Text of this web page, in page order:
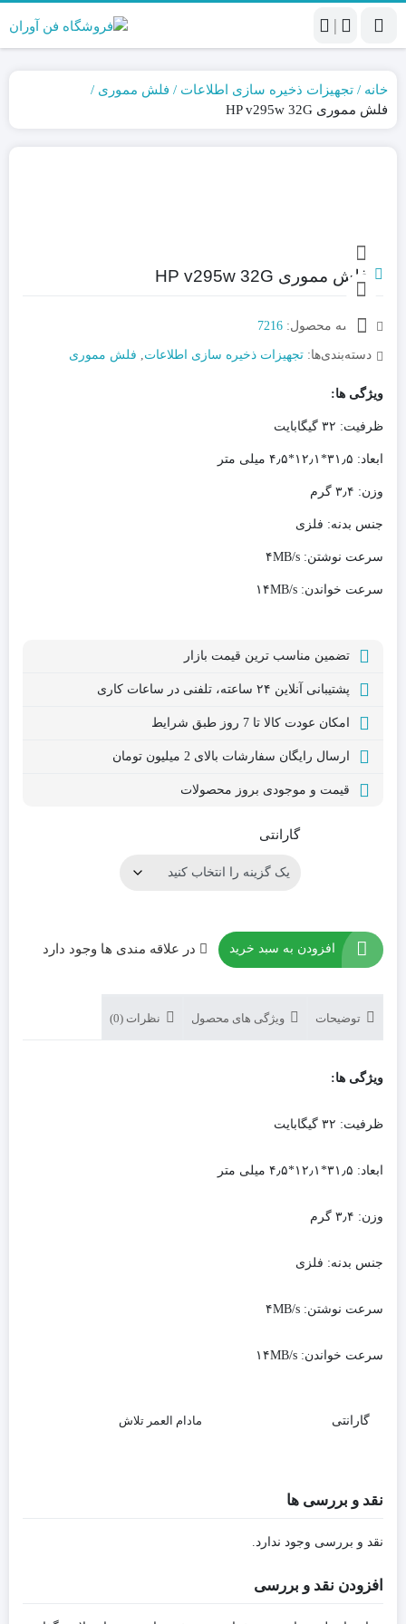
|
خانه تجهیزات ذخیره سازی اطلاعات
فلش مموری
فلش مموری HP v295w 32G
فلش مموری HP v295w 32G
شناسه محصول: 7216
دسته‌بندی‌ها: تجهیزات ذخیره سازی اطلاعات, فلش مموری
ویژگی ها:
ظرفیت: ۳۲ گیگابایت
ابعاد: ۳۱٫۵*۱۲٫۱*۴٫۵ میلی متر
وزن: ۳٫۴ گرم
جنس بدنه: فلزی
سرعت نوشتن: ۴MB/s
سرعت خواندن: ۱۴MB/s
تضمین مناسب ترین قیمت بازار
پشتیبانی آنلاین ۲۴ ساعته، تلفنی در ساعات کاری
امکان عودت کالا تا 7 روز طبق شرایط
ارسال رایگان سفارشات بالای 2 میلیون تومان
قیمت و موجودی بروز محصولات
گارانتی
افزودن به سبد خرید در علاقه مندی ها وجود دارد
توضیحات ویژگی های محصول نظرات (0)
ویژگی ها:
ظرفیت: ۳۲ گیگابایت
ابعاد: ۳۱٫۵*۱۲٫۱*۴٫۵ میلی متر
وزن: ۳٫۴ گرم
جنس بدنه: فلزی
سرعت نوشتن: ۴MB/s
سرعت خواندن: ۱۴MB/s
گارانتی مادام العمر تلاش
نقد و بررسی ها
نقد و بررسی وجود ندارد.
افزودن نقد و بررسی